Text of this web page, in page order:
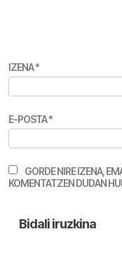
IZENA*
E-POSTA*
GORDE NIRE IZENA,
KOMENTATZEN DUDAN